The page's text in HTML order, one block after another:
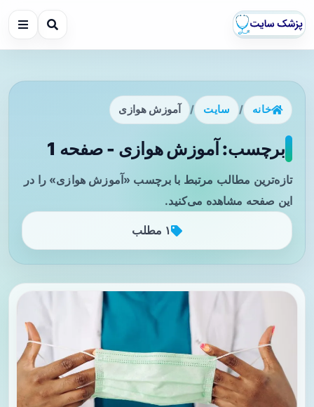
خانه / سایت / آموزش هوازی
برچسب: آموزش هوازی - صفحه 1
تازه‌ترین مطالب مرتبط با برچسب «آموزش هوازی» را در
این صفحه مشاهده می‌کنید.
۱ مطلب